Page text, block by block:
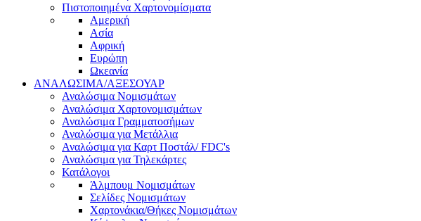
Πιστοποιημένα Χαρτονομίσματα
Αμερική
Ασία
Αφρική
Ευρώπη
Ωκεανία
ΑΝΑΛΩΣΙΜΑ/ΑΞΕΣΟΥΑΡ
Αναλώσιμα Νομισμάτων
Αναλώσιμα Χαρτονομισμάτων
Αναλώσιμα Γραμματοσήμων
Αναλώσιμα για Μετάλλια
Αναλώσιμα για Καρτ Ποστάλ/ FDC's
Αναλώσιμα για Τηλεκάρτες
Κατάλογοι
Άλμπουμ Νομισμάτων
Σελίδες Νομισμάτων
Χαρτονάκια/Θήκες Νομισμάτων